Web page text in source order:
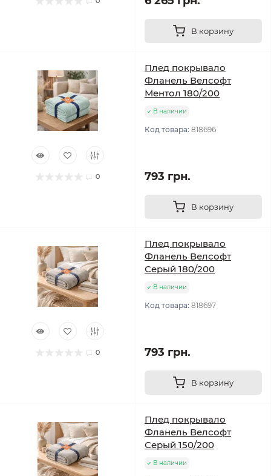
В корзину
0
Плед покрывало
Фланель Велсофт
Ментол 180/200
В наличии
Код товара: 818696
793 грн.
В корзину
0
Плед покрывало
Фланель Велсофт
Серый 180/200
В наличии
Код товара: 818697
793 грн.
В корзину
Плед покрывало
Фланель Велсофт
Серый 150/200
В наличии